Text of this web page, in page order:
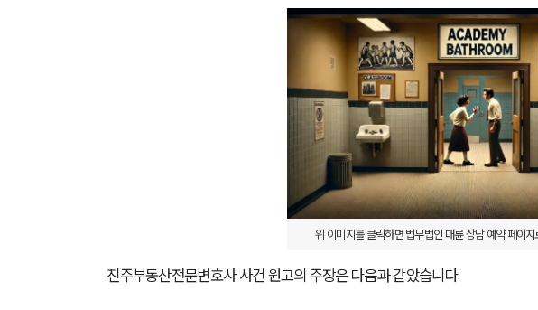
위 이미지를 클릭하면 법무법인 대륜 상담 예약 페이
진주부동산전문변호사 사건 원고의 주장은 다음과 같았습니다.